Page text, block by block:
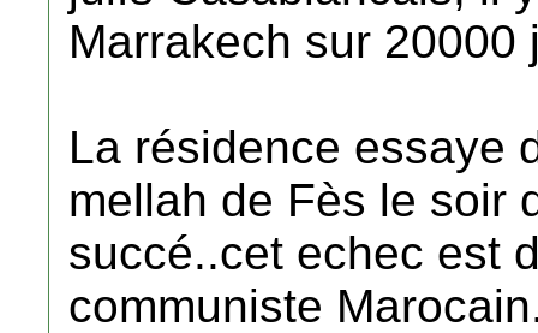
Marrakech sur
La résidence essaye
mellah de Fès le soir
succé..cet echec est
communiste